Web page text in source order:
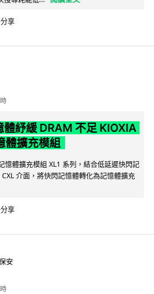
分享
體紓緩 DRAM 不足 KIOXIA
體擴充模組
憶體擴充模組 XL1 系列，結合低延遲快閃記
CXL 介面，將快閃記憶體轉化為記憶體擴充
分享
安